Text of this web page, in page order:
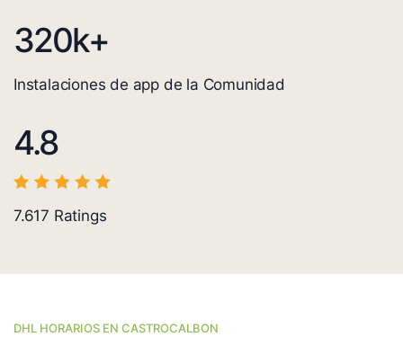
320k+
Instalaciones de app de la Comunidad
4.8
7.617 Ratings
DHL HORARIOS EN CASTROCALBON